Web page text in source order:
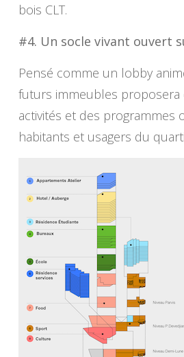
bois CLT.
#4. Un socle vivant ouvert
Pensé comme un lobby
futurs immeubles
activités et des programmes
habitants et usagers du